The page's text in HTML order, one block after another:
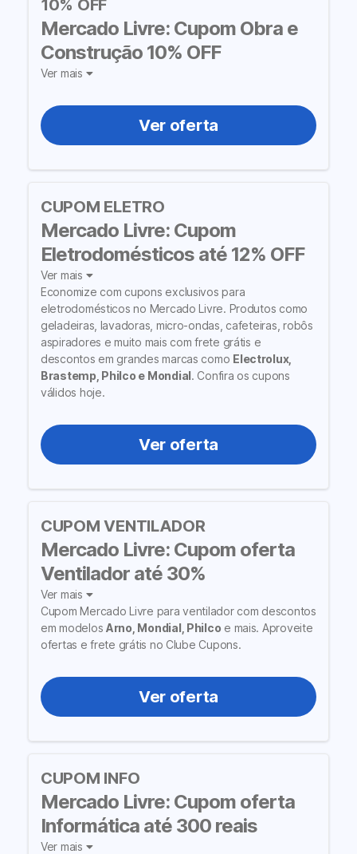
10% OFF
Mercado Livre: Cupom Obra e
Construção 10% OFF
Ver mais
Ver oferta
CUPOM ELETRO
Mercado Livre: Cupom
Eletrodomésticos até 12% OFF
Ver mais
Economize com cupons exclusivos para
eletrodomésticos no Mercado Livre. Produtos como
geladeiras, lavadoras, micro-ondas, cafeteiras, robôs
aspiradores e muito mais com frete grátis e
descontos em grandes marcas como Electrolux,
Brastemp, Philco e Mondial. Confira os cupons
válidos hoje.
Ver oferta
CUPOM VENTILADOR
Mercado Livre: Cupom oferta
Ventilador até 30%
Ver mais
Cupom Mercado Livre para ventilador com descontos
em modelosArno, Mondial, Philco e mais. Aproveite
ofertas e frete grátis no Clube Cupons.
Ver oferta
CUPOM INFO
Mercado Livre: Cupom oferta
Informática até 300 reais
Ver mais